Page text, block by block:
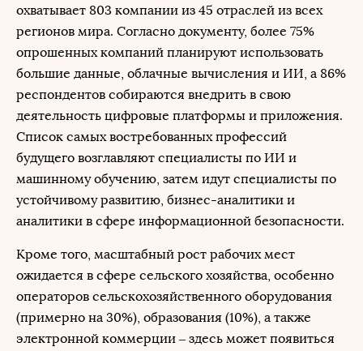
охватывает 803 компании из 45 отраслей из всех
регионов мира. Согласно документу, более 75%
опрошенных компаний планируют использовать
большие данные, облачные вычисления и ИИ, а 86%
респондентов собираются внедрить в свою
деятельность цифровые платформы и приложения.
Список самых востребованных профессий
будущего возглавляют специалисты по ИИ и
машинному обучению, затем идут специалисты по
устойчивому развитию, бизнес-аналитики и
аналитики в сфере информационной безопасности.
Кроме того, масштабный рост рабочих мест
ожидается в сфере сельского хозяйства, особенно
операторов сельскохозяйственного оборудования
(примерно на 30%), образования (10%), а также
электронной коммерции – здесь может появиться